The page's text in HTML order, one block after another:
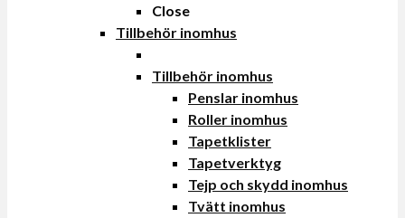
Close
Tillbehör inomhus
Tillbehör inomhus
Penslar inomhus
Roller inomhus
Tapetklister
Tapetverktyg
Tejp och skydd inomhus
Tvätt inomhus